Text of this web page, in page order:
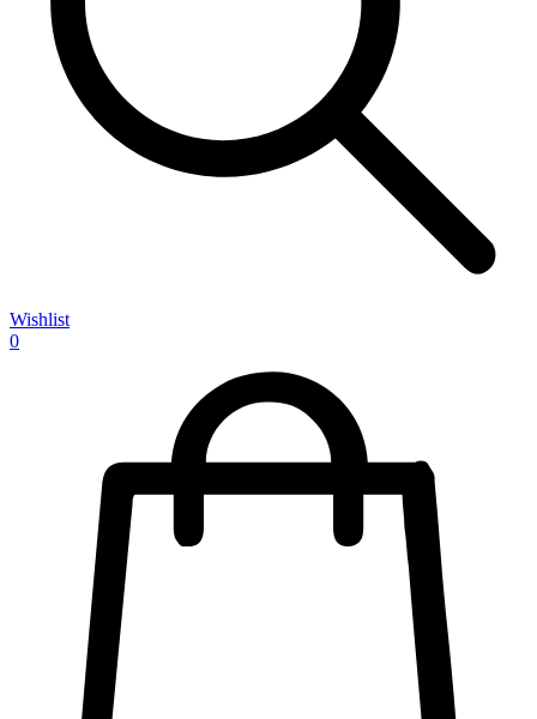
Wishlist
0